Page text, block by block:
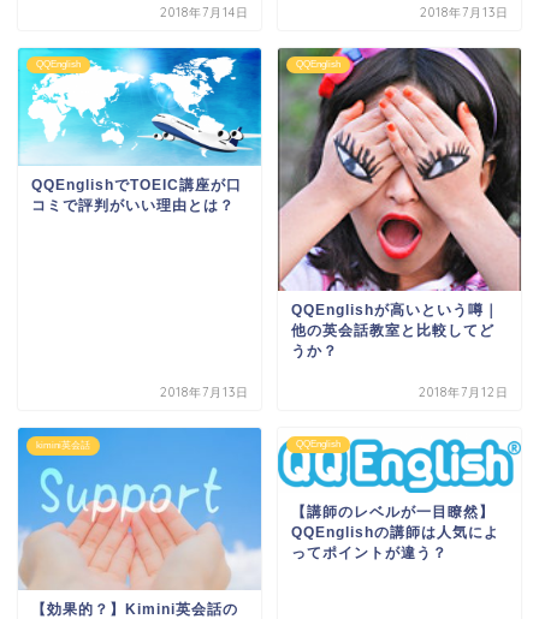
2018年7月14日 2018年7月13日
QQEnglish
QQEnglishでTOEIC講座が口
コミで評判がいい理由とは？
2018年7月13日
QQEnglish
QQEnglishが高いという噂｜
他の英会話教室と比較してど
うか？
2018年7月12日
kimini英会話
【効果的？】Kimini英会話の
QQEnglish
【講師のレベルが一目瞭然】
QQEnglishの講師は人気によ
ってポイントが違う？